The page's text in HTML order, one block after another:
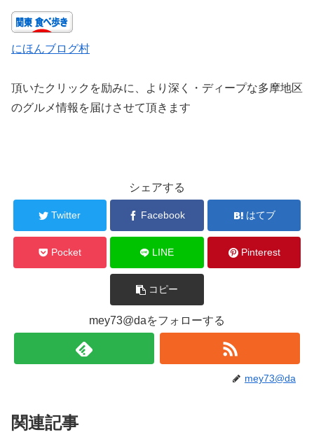
にほんブログ村
頂いたクリックを励みに、より深く・ディープな多摩地区
のグルメ情報を届けさせて頂きます
シェアする
Twitter Facebook はてブ
Pocket LINE Pinterest
コピー
mey73@daをフォローする
mey73@da
関連記事